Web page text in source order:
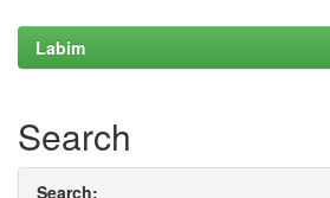
Labim
Search
Search: